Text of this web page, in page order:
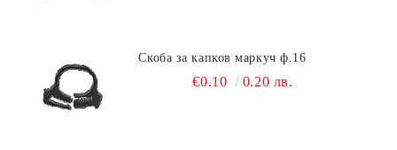
Скоба за капков маркуч ф.16
€0.10 0.20 лв.